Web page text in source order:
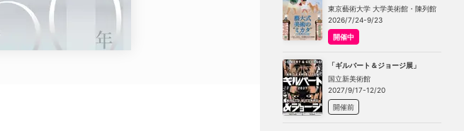
東京藝術大学 大学美術館・陳列館
2026/7/24-9/23
開催中
「ギルバート＆ジョージ展」
国立新美術館
2027/9/17-12/20
開催前